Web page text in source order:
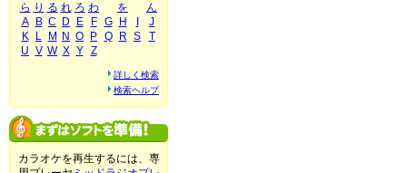
ら り る れ ろ わ を
ん
A
B C D E F G H
J
K
L M N O P Q R S
T
U V W X Y Z
詳しく検索
検索ヘルプ
カラオケを再生するには、専